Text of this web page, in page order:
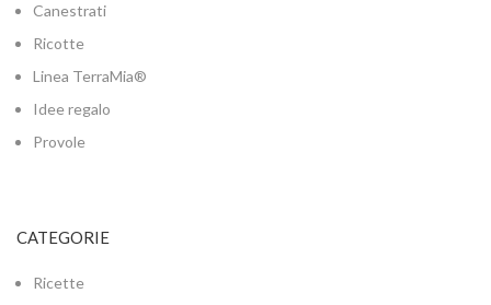
Canestrati
Ricotte
Linea TerraMia®
Idee regalo
Provole
CATEGORIE
Ricette